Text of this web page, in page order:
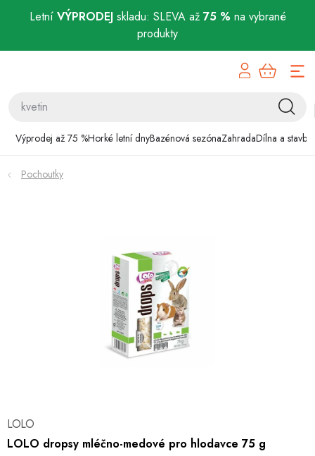
Letní VÝPRODEJskladu: SLEVA až 75 % na vybrané
produkty
Výprodej až 75 %Horké letní dnyBazénová sezónaZahradaDílna a stavba
Bazénová sezóna
Zahrada
Chovatelské potřeby
Dětské zboží a hračky
Pochoutky
LOLO
LOLO dropsy mléčno-medové pro hlodavce 75 g